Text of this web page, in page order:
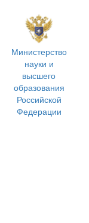
Министерство
науки и
высшего
образования
Российской
Федерации